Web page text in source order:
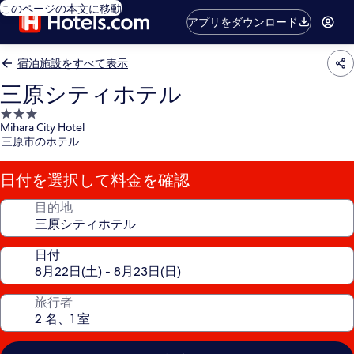
このページの本文に移動
アプリをダウンロード
宿泊施設をすべて表示
三原シティホテル
3.0
つ
星
宿
泊
施
Mihara City Hotel
三原市のホテル
日付を選択して料金を確認
目的地
日付
旅行者